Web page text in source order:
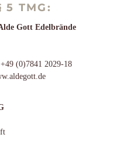
TMG:
Gott Edelbrände
(0)7841 2029-18